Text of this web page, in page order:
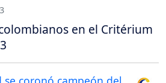
en el Critérium